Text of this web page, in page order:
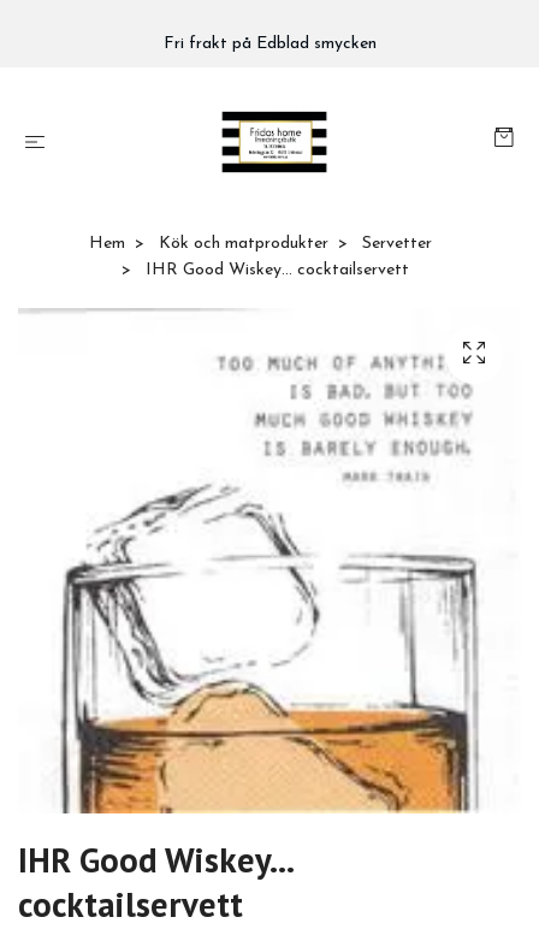
Fri frakt på Edblad smycken
Hem Kök och matprodukter
Servetter
IHR Good Wiskey... cocktailservett
IHR Good Wiskey...
cocktailservett